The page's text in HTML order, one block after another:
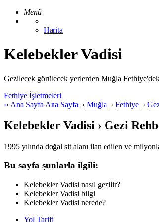
Menü
Harita
Kelebekler Vadisi
Gezilecek görülecek yerlerden Muğla
Fethiye İşletmeleri
‹‹ Ana Sayfa Ana Sayfa › Muğla › Fethiye ›
Kelebekler Vadisi › Gezi
1995 yılında doğal sit alanı ilan edilen ve
Bu sayfa şunlarla ilgili:
Kelebekler Vadisi nasıl gezilir?
Kelebekler Vadisi bilgi
Kelebekler Vadisi nerede?
Yol Tarifi